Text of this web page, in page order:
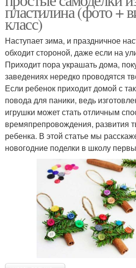
пластилина (фото +
класс)
Наступает зима, и праздничное
обходит стороной, даже если на
Приходит пора украшать дома,
заведениях нередко проводятся
Если ребенок приходит домой с
повода для паники, ведь
игрушки может стать отличным
времяпрепровождения, развития
ребенка. В этой статье мы
новогодние поделки в школу